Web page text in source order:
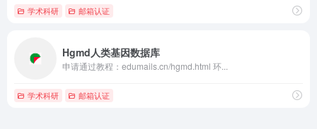
学术科研 邮箱认证
Hgmd人类基因数据库
申请通过教程：edumails.cn/hgmd.html 环...
学术科研 邮箱认证